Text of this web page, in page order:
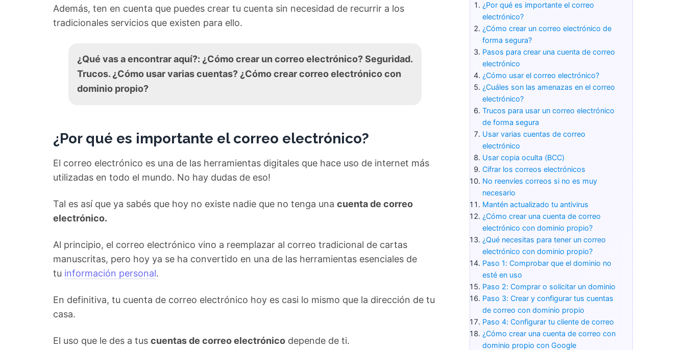
Además, ten en cuenta que puedes crear tu cuenta sin necesidad de recurrir a los
tradicionales servicios que existen para ello.
¿Qué vas a encontrar aquí?: ¿Cómo crear un correo electrónico? Seguridad.
Trucos. ¿Cómo usar varias cuentas? ¿Cómo crear correo electrónico con
dominio propio?
¿Por qué es importante el correo electrónico?
El correo electrónico es una de las herramientas digitales que hace uso de internet más
utilizadas en todo el mundo. No hay dudas de eso!
Tal es así que ya sabés que hoy no existe nadie que no tenga una cuenta de correo
electrónico.
Al principio, el correo electrónico vino a reemplazar al correo tradicional de cartas
manuscritas, pero hoy ya se ha convertido en una de las herramientas esenciales de
tu información personal.
En definitiva, tu cuenta de correo electrónico hoy es casi lo mismo que la dirección de tu
casa.
El uso que le des a tus cuentas de correo electrónico depende de ti.
¿Por qué es importante el correo
electrónico?
¿Cómo crear un correo electrónico de
forma segura?
Pasos para crear una cuenta de correo
electrónico
¿Cómo usar el correo electrónico?
¿Cuáles son las amenazas en el correo
electrónico?
Trucos para usar un correo electrónico
de forma segura
Usar varias cuentas de correo
electrónico
Usar copia oculta (BCC)
Cifrar los correos electrónicos
No reenvíes correos si no es muy
necesario
Mantén actualizado tu antivirus
¿Cómo crear una cuenta de correo
electrónico con dominio propio?
¿Qué necesitas para tener un correo
electrónico con dominio propio?
Paso 1: Comprobar que el dominio no
esté en uso
Paso 2: Comprar o solicitar un dominio
Paso 3: Crear y configurar tus cuentas
de correo con dominio propio
Paso 4: Configurar tu cliente de correo
¿Cómo crear una cuenta de correo con
dominio propio con Google